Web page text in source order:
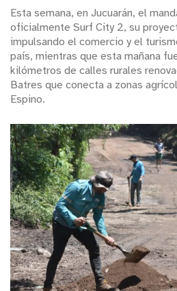
Esta semana, en Jucuarán, el
oficialmente Surf City 2, su
impulsando el comercio y el
país, mientras que esta mañana
kilómetros de calles rurales
Batres que conecta a zonas
Espino.